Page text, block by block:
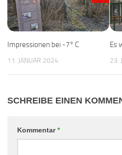
Impressionen bei -7° C
11. JANUAR 2024
Es
23.
SCHREIBE EINEN
Kommentar*